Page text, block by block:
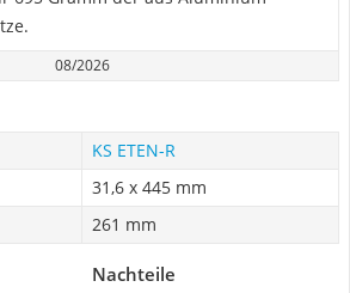
08/2026
KS ETEN-R
31,6 x 445 mm
261 mm
Nachteile